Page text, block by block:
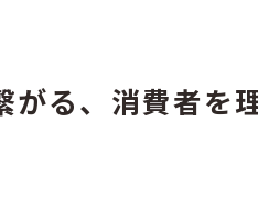
る、消費者を